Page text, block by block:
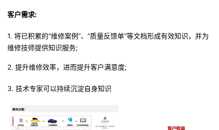
客户需求:
1. 将已积累的“维修案例”、“质量反馈单”等文档形成有效知识，并为
维修技师提供知识服务;
2. 提升维修效率，进而提升客户满意度;
3. 技术专家可以持续沉淀自身知识